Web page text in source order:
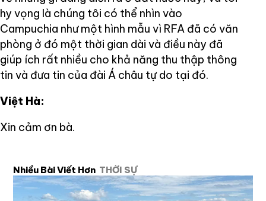
hy vọng là chúng tôi có thể nhìn vào
Campuchia như một hình mẫu vì RFA đã có văn
phòng ở đó một thời gian dài và điều này đã
giúp ích rất nhiều cho khả năng thu thập thông
tin và đưa tin của đài Á châu tự do tại đó.
Việt Hà:
Xin cảm ơn bà.
Nhiều Bài Viết Hơn THỜI SỰ